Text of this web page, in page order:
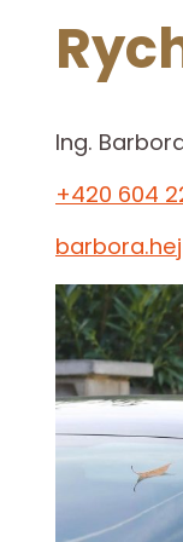
Ing.
+420 604